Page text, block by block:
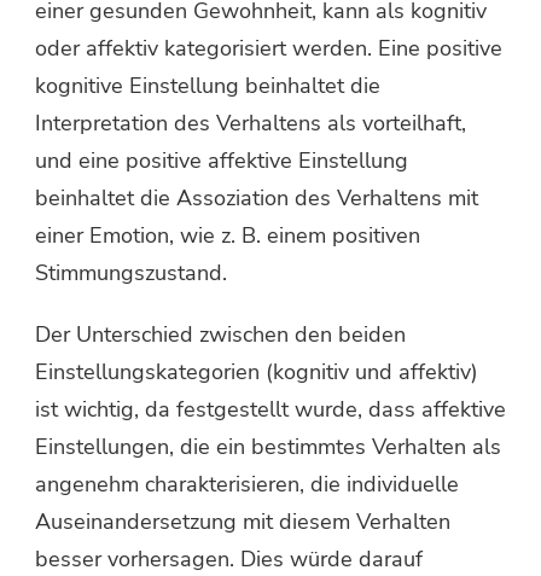
einer gesunden Gewohnheit, kann als kognitiv
oder affektiv kategorisiert werden. Eine positive
kognitive Einstellung beinhaltet die
Interpretation des Verhaltens als vorteilhaft,
und eine positive affektive Einstellung
beinhaltet die Assoziation des Verhaltens mit
einer Emotion, wie z. B. einem positiven
Stimmungszustand.
Der Unterschied zwischen den beiden
Einstellungskategorien (kognitiv und affektiv)
ist wichtig, da festgestellt wurde, dass affektive
Einstellungen, die ein bestimmtes Verhalten als
angenehm charakterisieren, die individuelle
Auseinandersetzung mit diesem Verhalten
besser vorhersagen. Dies würde darauf